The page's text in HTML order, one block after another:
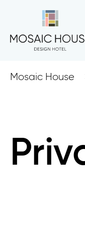
Mosaic House